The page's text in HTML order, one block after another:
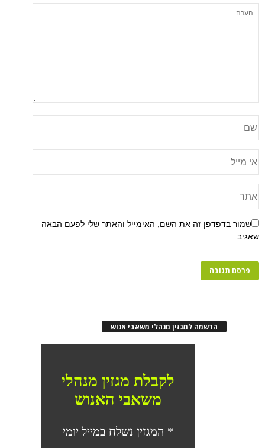
שמור בדפדפן זה את השם, האימייל והאתר שלי לפעם הבאה
שאגיב.
הרשמה למגזין מנהלי משאבי אנוש